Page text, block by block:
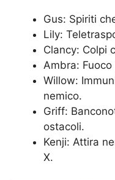
Gus: Spiriti
Lily:
Clancy: Colpi
Ambra:
Willow:
nemico.
Griff:
ostacoli.
Kenji: Attira
X.